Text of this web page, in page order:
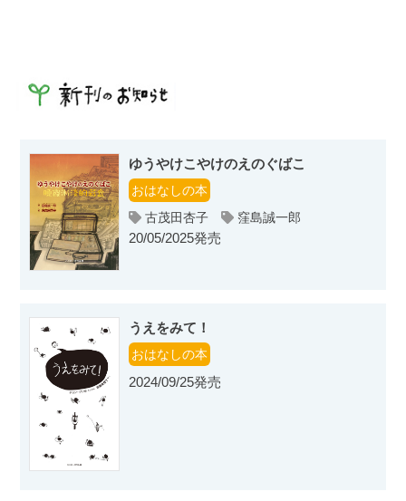
ゆうやけこやけのえのぐばこ
おはなしの本
古茂田杏子
窪島誠一郎
20/05/2025発売
うえをみて！
おはなしの本
2024/09/25発売